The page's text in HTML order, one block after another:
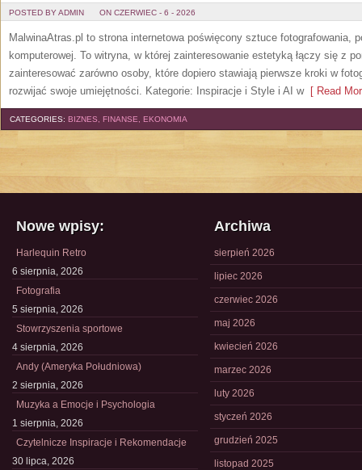
POSTED BY ADMIN ON CZERWIEC - 6 - 2026
MalwinaAtras.pl to strona internetowa poświęcony sztuce fotografowania,
komputerowej. To witryna, w której zainteresowanie estetyką łączy się z
zainteresować zarówno osoby, które dopiero stawiają pierwsze kroki w
rozwijać swoje umiejętności. Kategorie: Inspiracje i Style i AI w[ Read
CATEGORIES: BIZNES, FINANSE, EKONOMIA
Nowe wpisy:
Harlequin Retro
6 sierpnia, 2026
Fotografia
5 sierpnia, 2026
Stowrzyszenia sportowe
4 sierpnia, 2026
Andy (Ameryka Południowa)
2 sierpnia, 2026
Muzyka a Emocje i Psychologia
1 sierpnia, 2026
Czytelnicze Inspiracje i Rekomendacje
30 lipca, 2026
Archiwa
sierpień 2026
lipiec 2026
czerwiec 2026
maj 2026
kwiecień 2026
marzec 2026
luty 2026
styczeń 2026
grudzień 2025
listopad 2025